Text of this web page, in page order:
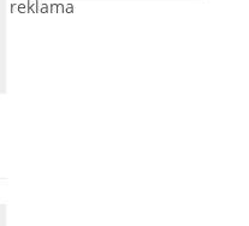
reklama